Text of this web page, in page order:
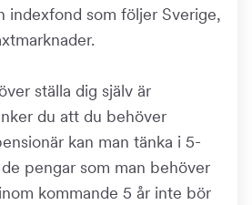
indexfond som följer Sverige,
ställa dig själv är
du att du behöver
kan man tänka i 5-
pengar som man behöver
kommande 5 år inte bör